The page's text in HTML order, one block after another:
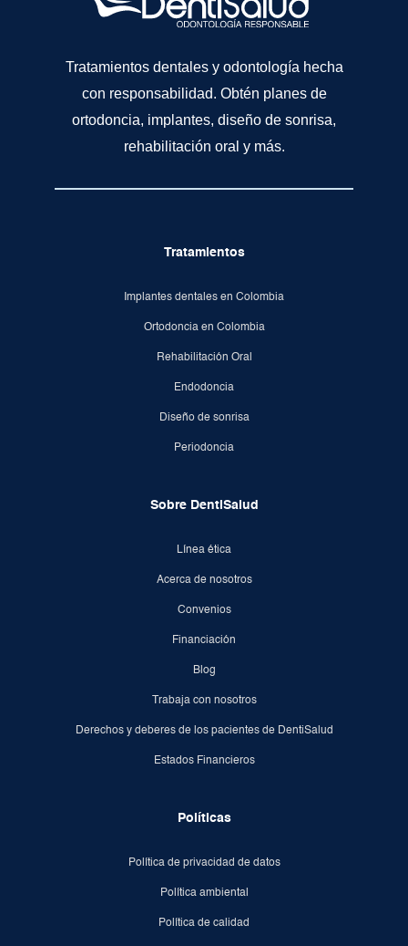
Tratamientos dentales y odontología hecha
con responsabilidad. Obtén planes de
ortodoncia, implantes, diseño de sonrisa,
rehabilitación oral y más.
Tratamientos
Implantes dentales en Colombia
Ortodoncia en Colombia
Rehabilitación Oral
Endodoncia
Diseño de sonrisa
Periodoncia
Sobre DentiSalud
Línea ética
Acerca de nosotros
Convenios
Financiación
Blog
Trabaja con nosotros
Derechos y deberes de los pacientes de DentiSalud
Estados Financieros
Políticas
Política de privacidad de datos
Política ambiental
Política de calidad